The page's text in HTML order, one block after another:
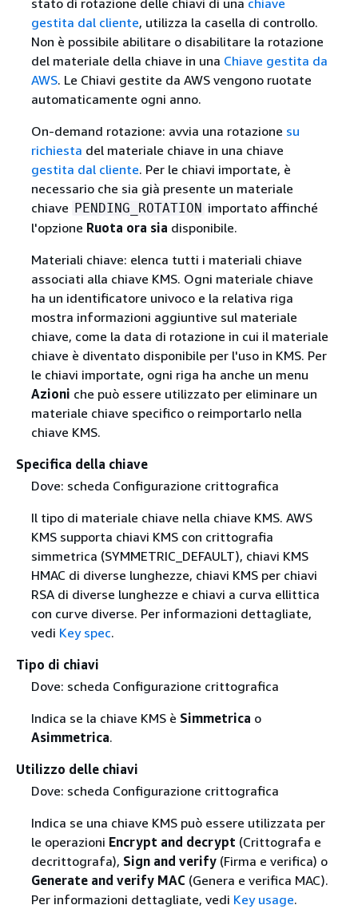
gestita dal cliente, utilizza la casella di controllo.
Non è possibile abilitare o disabilitare la rotazione
del materiale della chiave in una Chiave gestita da
AWS. Le Chiavi gestite da AWS vengono ruotate
automaticamente ogni anno.
On-demand rotazione: avvia una rotazione su
richiesta del materiale chiave in una chiave
gestita dal cliente. Per le chiavi importate, è
necessario che sia già presente un materiale
chiave PENDING_ROTATION importato affinché
l'opzione Ruota ora sia disponibile.
Materiali chiave: elenca tutti i materiali chiave
associati alla chiave KMS. Ogni materiale chiave
ha un identificatore univoco e la relativa riga
mostra informazioni aggiuntive sul materiale
chiave, come la data di rotazione in cui il materiale
chiave è diventato disponibile per l'uso in KMS. Per
le chiavi importate, ogni riga ha anche un menu
Azioni che può essere utilizzato per eliminare un
materiale chiave specifico o reimportarlo nella
chiave KMS.
Specifica della chiave
Dove: scheda Configurazione crittografica
Il tipo di materiale chiave nella chiave KMS. AWS
KMS supporta chiavi KMS con crittografia
simmetrica (SYMMETRIC_DEFAULT), chiavi KMS
HMAC di diverse lunghezze, chiavi KMS per chiavi
RSA di diverse lunghezze e chiavi a curva ellittica
con curve diverse. Per informazioni dettagliate,
vedi Key spec.
Tipo di chiavi
Dove: scheda Configurazione crittografica
Indica se la chiave KMS è Simmetrica o
Asimmetrica.
Utilizzo delle chiavi
Dove: scheda Configurazione crittografica
Indica se una chiave KMS può essere utilizzata per
le operazioni Encrypt and decrypt (Crittografa e
decrittografa), Sign and verify(Firma e verifica) o
Generate and verify MAC (Genera e verifica MAC).
Per informazioni dettagliate, vedi Key usage.